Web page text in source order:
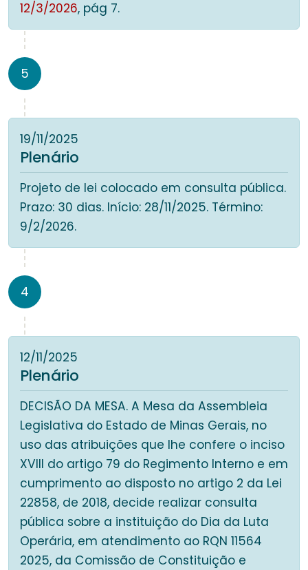
12/3/2026, pág 7.
5
19/11/2025
Plenário
Projeto de lei colocado em consulta pública.
Prazo: 30 dias. Início: 28/11/2025. Término:
9/2/2026.
4
12/11/2025
Plenário
DECISÃO DA MESA. A Mesa da Assembleia
Legislativa do Estado de Minas Gerais, no
uso das atribuições que lhe confere o inciso
XVIII do artigo 79 do Regimento Interno e em
cumprimento ao disposto no artigo 2 da Lei
22858, de 2018, decide realizar consulta
pública sobre a instituição do Dia da Luta
Operária, em atendimento ao RQN 11564
2025, da Comissão de Constituição e